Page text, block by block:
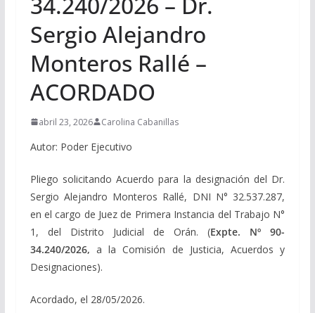
Sergio Alejandro
Monteros Rallé –
ACORDADO
abril 23, 2026 Carolina Cabanillas
Autor: Poder Ejecutivo
Pliego solicitando Acuerdo para la designación del Dr.
Sergio Alejandro Monteros Rallé, DNI N° 32.537.287,
en el cargo de Juez de Primera Instancia del Trabajo N°
1, del Distrito Judicial de Orán. (Expte. Nº 90-
34.240/2026, a la Comisión de Justicia, Acuerdos y
Designaciones).
Acordado, el 28/05/2026.